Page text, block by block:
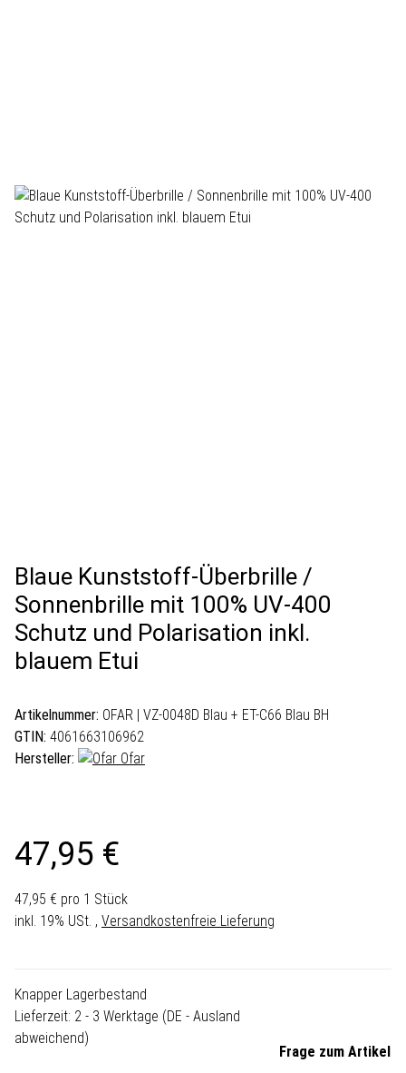
Blaue Kunststoff-Überbrille /
Sonnenbrille mit 100% UV-400
Schutz und Polarisation inkl.
blauem Etui
Artikelnummer: OFAR | VZ-0048D Blau + ET-C66 Blau BH
GTIN: 4061663106962
Hersteller:
Ofar
47,95 €
47,95 € pro 1 Stück
inkl. 19% USt. , Versandkostenfreie Lieferung
Knapper Lagerbestand
Lieferzeit: 2 - 3 Werktage (DE - Ausland
abweichend)
Frage zum Artikel